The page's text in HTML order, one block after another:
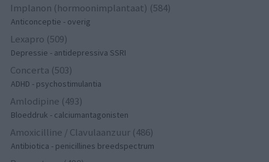
Implanon (hormoonimplantaat) (584)
Anticonceptie - overig
Lexapro (509)
Depressie - antidepressiva SSRI
Concerta (503)
ADHD - psychostimulantia
Amlodipine (493)
Bloeddruk - calciumantagonisten
Amoxicilline / Clavulaanzuur (486)
Antibiotica - penicillines breedspectrum